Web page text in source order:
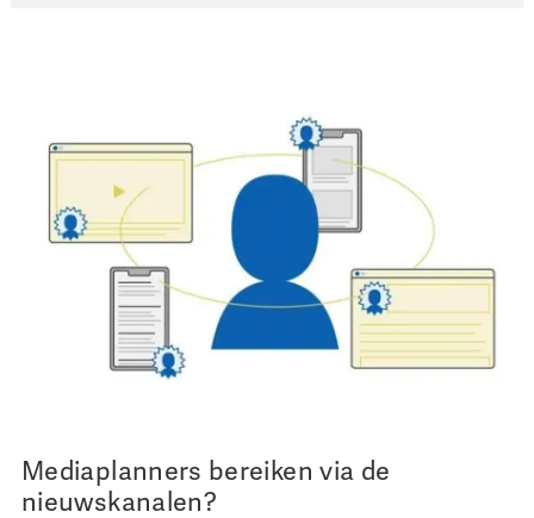
Mediaplanners bereiken via de
nieuwskanalen?